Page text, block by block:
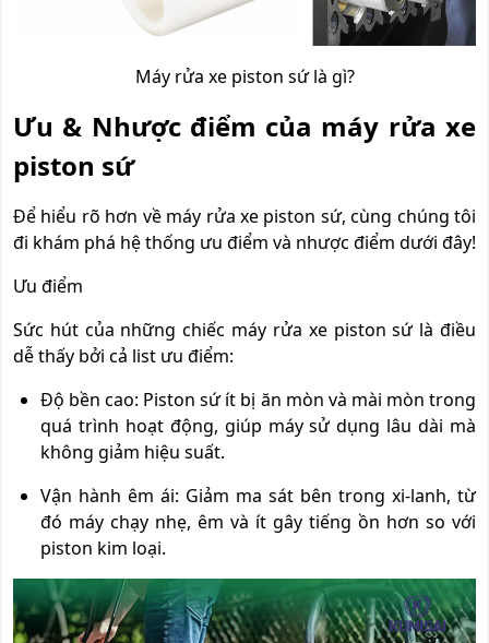
Máy rửa xe piston sứ là gì?
Ưu & Nhược điểm của máy rửa xe
piston sứ
Để hiểu rõ hơn về máy rửa xe piston sứ, cùng chúng tôi
đi khám phá hệ thống ưu điểm và nhược điểm dưới đây!
Ưu điểm
Sức hút của những chiếc máy rửa xe piston sứ là điều
dễ thấy bởi cả list ưu điểm:
Độ bền cao: Piston sứ ít bị ăn mòn và mài mòn trong
quá trình hoạt động, giúp máy sử dụng lâu dài mà
không giảm hiệu suất.
Vận hành êm ái: Giảm ma sát bên trong xi-lanh, từ
đó máy chạy nhẹ, êm và ít gây tiếng ồn hơn so với
piston kim loại.